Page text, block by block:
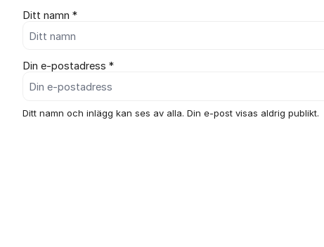
Ditt namn *
Din e-postadress *
Ditt namn och inlägg kan ses av alla. Din e-post visas aldrig publikt.